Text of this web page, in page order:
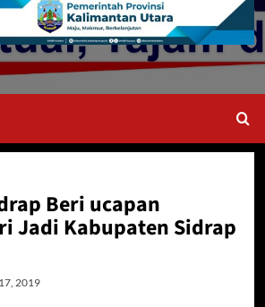
Beri ucapan
Jadi Kabupaten Sidrap
2019